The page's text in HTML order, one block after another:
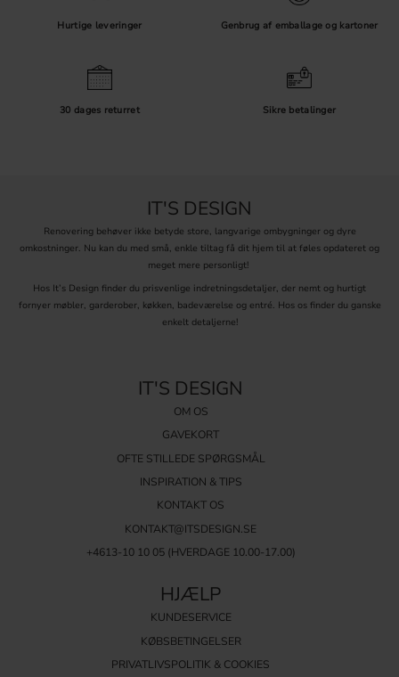
Hurtige leveringer Genbrug af emballage og kartoner
30 dages returret Sikre betalinger
IT'S DESIGN
Renovering behøver ikke betyde store, langvarige ombygninger og dyre
omkostninger. Nu kan du med små, enkle tiltag få dit hjem til at føles opdateret og
meget mere personligt!
Hos It’s Design finder du prisvenlige indretningsdetaljer, der nemt og hurtigt
fornyer møbler, garderober, køkken, badeværelse og entré. Hos os finder du ganske
enkelt detaljerne!
IT'S DESIGN
OM OS
GAVEKORT
OFTE STILLEDE SPØRGSMÅL
INSPIRATION & TIPS
KONTAKT OS
KONTAKT@ITSDESIGN.SE
+4613-10 10 05 (HVERDAGE 10.00-17.00)
HJÆLP
KUNDESERVICE
KØBSBETINGELSER
PRIVATLIVSPOLITIK & COOKIES